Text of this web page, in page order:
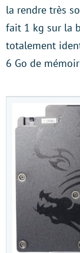
la rendre très
fait 1 kg sur la
totalement
6 Go de